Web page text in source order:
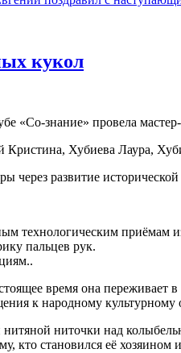
кукол
знание» провела
Хубиева Лаура,
через развитие
технологическим приёмам
пальцев рук.
время она
к народному культурному
ниточки над
кто становился её хозяином